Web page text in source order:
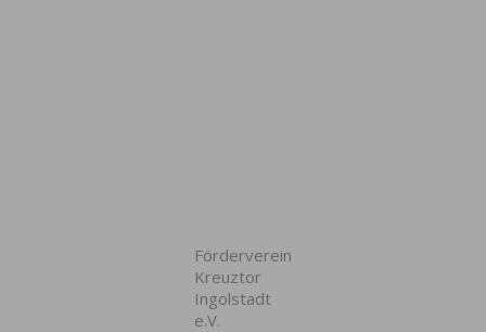
Förderverein
Kreuztor
Ingolstadt
e.V.